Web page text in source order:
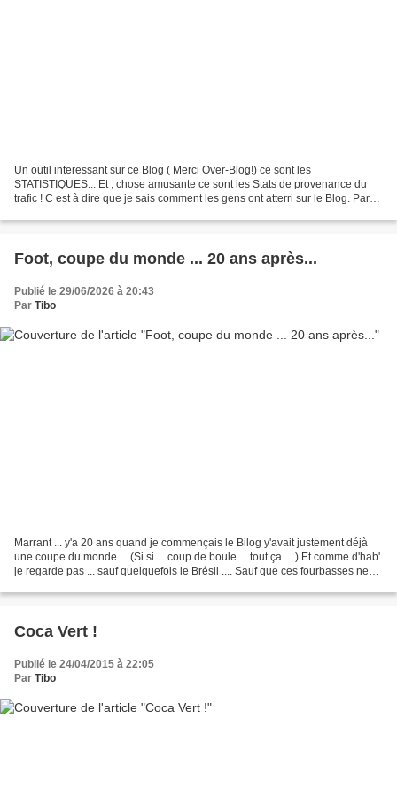
Un outil interessant sur ce Blog ( Merci Over-Blog!) ce sont les
STATISTIQUES... Et , chose amusante ce sont les Stats de provenance du
trafic ! C est à dire que je sais comment les gens ont atterri sur le Blog. Par
Foot, coupe du monde ... 20 ans après...
Publié le 29/06/2026 à 20:43
Par Tibo
Marrant ... y'a 20 ans quand je commençais le Bilog y'avait justement déjà
une coupe du monde ... (Si si ... coup de boule ... tout ça.... ) Et comme d'hab'
je regarde pas ... sauf quelquefois le Brésil .... Sauf que ces fourbasses ne
Coca Vert !
Publié le 24/04/2015 à 22:05
Par Tibo